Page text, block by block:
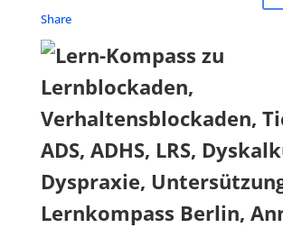
Share